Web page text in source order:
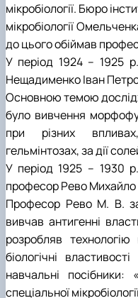
мікробіології. Бюро
мікробіології
до цього обіймав
У період 1924 – 1925
Нещадименко Іван
Основною темою
було вивчення
при різних
гельмінтозах, за дії
У період 1925 – 1930
професор Рево
Професор Рево М. В.
вивчав антигенні
розробляв
біологічні
навчальні посібники:
спеціальної